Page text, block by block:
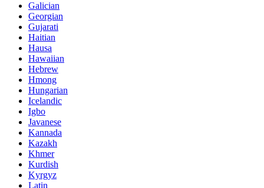
Galician
Georgian
Gujarati
Haitian
Hausa
Hawaiian
Hebrew
Hmong
Hungarian
Icelandic
Igbo
Javanese
Kannada
Kazakh
Khmer
Kurdish
Kyrgyz
Latin